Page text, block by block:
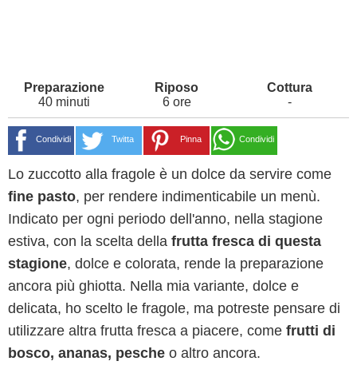
40 minuti 6 ore -
Condividi Twitta Pinna Condividi
Lo zuccotto alla fragole è un dolce da servire come
fine pasto, per rendere indimenticabile un menù.
Indicato per ogni periodo dell'anno, nella stagione
estiva, con la scelta della frutta fresca di questa
stagione, dolce e colorata, rende la preparazione
ancora più ghiotta. Nella mia variante, dolce e
delicata, ho scelto le fragole, ma potreste pensare di
utilizzare altra frutta fresca a piacere, come frutti di
bosco, ananas, pesche o altro ancora.